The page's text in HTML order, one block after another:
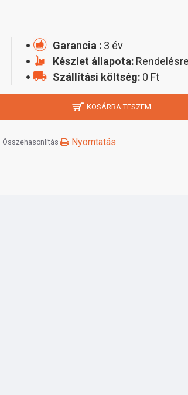
Garancia : 3 év
Készlet állapota:
Szállítási költség: 0 Ft
KOSÁRBA TESZEM
Összehasonlítás Nyomtatás